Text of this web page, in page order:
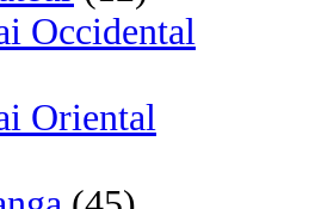
Occidental
Oriental